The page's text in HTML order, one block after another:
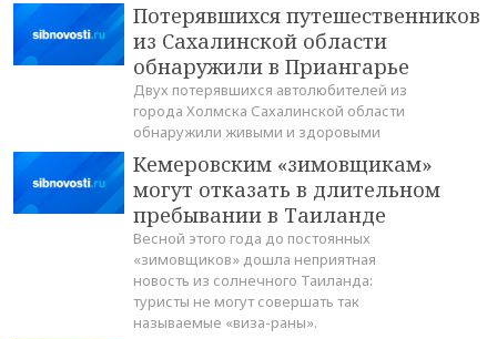
Потерявшихся путешественников
из Сахалинской области
обнаружили в Приангарье
Двух потерявшихся автолюбителей из
города Холмска Сахалинской области
обнаружили живыми и здоровыми
Кемеровским «зимовщикам»
могут отказать в длительном
пребывании в Таиланде
Весной этого года до постоянных
«зимовщиков» дошла неприятная
новость из солнечного Таиланда:
туристы не могут совершать так
называемые «виза-раны».